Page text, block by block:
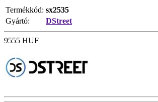
Termékkód: sx2535
Gyártó:
DStreet
9555 HUF